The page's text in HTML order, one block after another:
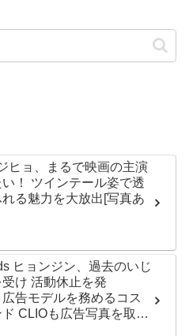
ヒョ、まるで映画の主演
！ ツインテール姿で透
る魅力を大放出[写真あ
ヒョンジン、過去のいじ
け 活動休止を発
告モデルを務めるコス
ド CLIOも広告写真を取り